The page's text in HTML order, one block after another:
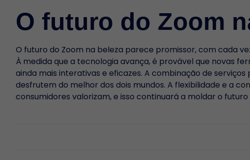
O futuro do Zoom
O futuro do Zoom na beleza parece promissor, com cada
À medida que a tecnologia avança, é provável que novas
ainda mais interativas e eficazes. A combinação de
desfrutem do melhor dos dois mundos. A flexibilidade e a
consumidores valorizam, e isso continuará a moldar o